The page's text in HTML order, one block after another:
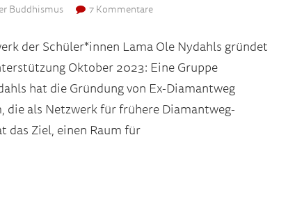
Buddhismus 7 Kommentare
der Schüler*innen Lama Ole Nydahls gründet
Oktober 2023: Eine Gruppe
hat die Gründung von Ex-Diamantweg
die als Netzwerk für frühere Diamantweg-
das Ziel, einen Raum für